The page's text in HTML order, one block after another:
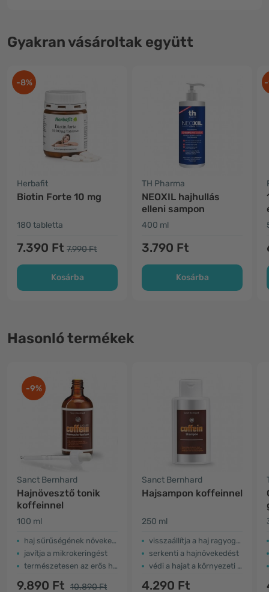
Gyakran vásároltak együtt
-8%
Herbafit
Biotin Forte 10 mg
180 tabletta
7.390 Ft 7.990 Ft
Kosárba
TH Pharma
NEOXIL hajhullás
elleni sampon
400 ml
3.790 Ft
Kosárba
Hasonló termékek
-9%
Sanct Bernhard
Hajnövesztő tonik
koffeinnel
100 ml
haj sűrűségének növekedése
javítja a mikrokeringést
természetesen az erős hajhoz
9.890 Ft 10.890 Ft
Sanct Bernhard
Hajsampon koffeinnel
250 ml
visszaállítja a haj ragyogását és teltségét
serkenti a hajnövekedést
védi a hajat a környezeti hatásoktól
4.290 Ft